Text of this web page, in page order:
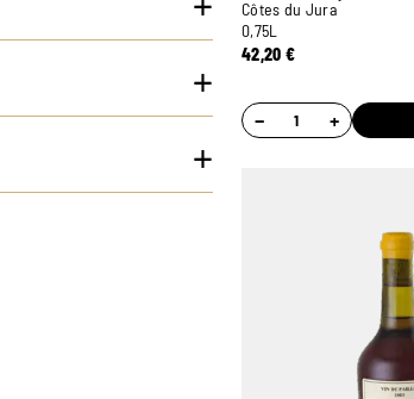
Côtes du Jura
0,75L
42,20€
− +